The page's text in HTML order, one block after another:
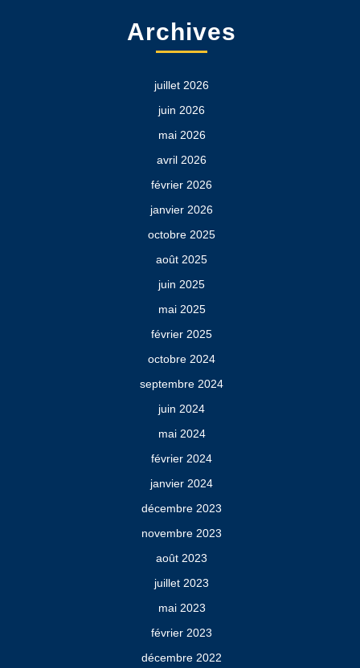
Archives
juillet 2026
juin 2026
mai 2026
avril 2026
février 2026
janvier 2026
octobre 2025
août 2025
juin 2025
mai 2025
février 2025
octobre 2024
septembre 2024
juin 2024
mai 2024
février 2024
janvier 2024
décembre 2023
novembre 2023
août 2023
juillet 2023
mai 2023
février 2023
décembre 2022